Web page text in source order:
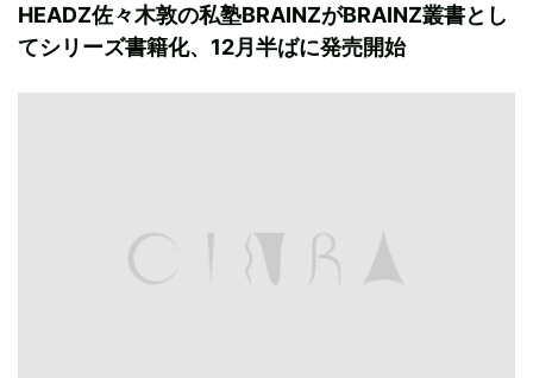
HEADZ佐々木敦の私塾BRAINZがBRAINZ叢書とし
てシリーズ書籍化、12月半ばに発売開始